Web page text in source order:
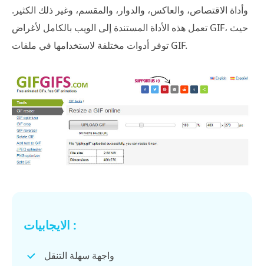
وأداة الاقتصاص، والعاكس، والدوار، والمقسم، وغير ذلك الكثير.
تعمل هذه الأداة المستندة إلى الويب بالكامل لأغراض GIF، حيث
توفر أدوات مختلفة لاستخدامها في ملفات GIF.
الايجابيات :
واجهة سهلة التنقل